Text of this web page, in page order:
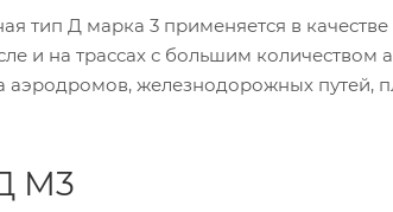
тип Д марка 3 применяется в
и на трассах с большим
аэродромов, железнодорожных путей,
М3